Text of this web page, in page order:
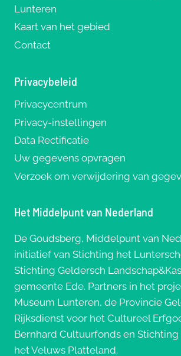
Lunteren
Kaart van het gebied
Contact
Privacybeleid
Privacycentrum
Privacy-instellingen
Data Rectificatie
Uw gegevens opvragen
Verzoek om verwijdering van
Het Middelpunt van Nederland
De Goudsberg, Middelpunt van
initiatief van Stichting het
Stichting Geldersch
gemeente Ede. Partners in het
Museum Lunteren, de Provincie
Rijksdienst voor het Cultureel
Bernhard Cultuurfonds en Stichting
het Veluws Platteland.